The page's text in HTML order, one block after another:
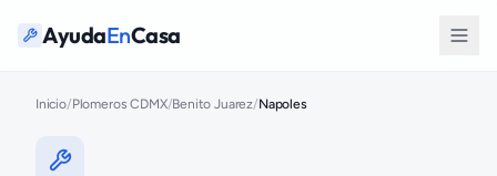
AyudaEnCasa
Inicio/Plomeros CDMX/Benito Juarez/Napoles